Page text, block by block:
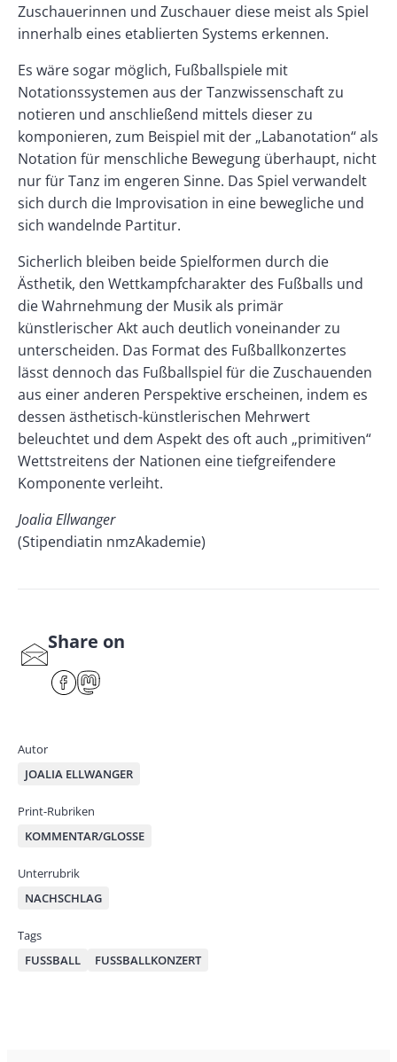
Zuschauerinnen und Zuschauer diese meist als Spiel
innerhalb eines etablierten Systems erkennen.
Es wäre sogar möglich, Fußballspiele mit
Notationssystemen aus der Tanzwissenschaft zu
notieren und anschließend mittels dieser zu
komponieren, zum Beispiel mit der „Labanotation“ als
Notation für menschliche Bewegung überhaupt, nicht
nur für Tanz im engeren Sinne. Das Spiel verwandelt
sich durch die Improvisation in eine bewegliche und
sich wandelnde Partitur.
Sicherlich bleiben beide Spielformen durch die
Ästhetik, den Wettkampfcharakter des Fußballs und
die Wahrnehmung der Musik als primär
künstlerischer Akt auch deutlich voneinander zu
unterscheiden. Das Format des Fußballkonzertes
lässt dennoch das Fußballspiel für die Zuschauenden
aus einer anderen Perspektive erscheinen, indem es
dessen ästhetisch-künstlerischen Mehrwert
beleuchtet und dem Aspekt des oft auch „primitiven“
Wettstreitens der Nationen eine tiefgreifendere
Komponente verleiht.
Joalia Ellwanger
(Stipendiatin nmzAkademie)
S
Share on
F
Autor
JOALIA ELLWANGER
Print-Rubriken
KOMMENTAR/GLOSSE
Unterrubrik
NACHSCHLAG
Tags
FUSSBALL
FUSSBALLKONZERT